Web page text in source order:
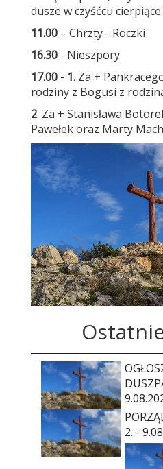
dusze w czyśćcu cierpiące.
11.00 – Chrzty - Roczki
16.30 - Nieszpory
17.00 - 1. Za +
rodziny z Bogusi z
2. Za + Stanisława
Pawełek oraz Marty
2. -